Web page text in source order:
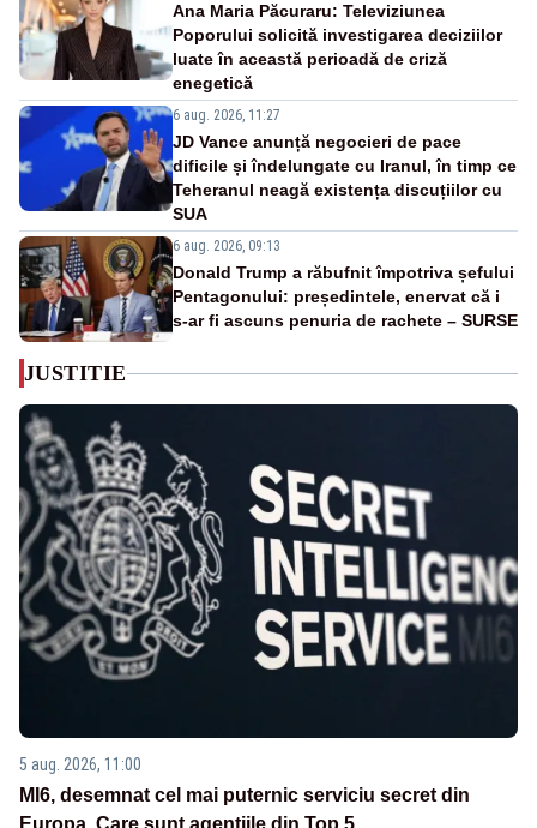
Ana Maria Păcuraru: Televiziunea
Poporului solicită investigarea deciziilor
luate în această perioadă de criză
enegetică
6 aug. 2026, 11:27
JD Vance anunță negocieri de pace
dificile și îndelungate cu Iranul, în timp ce
Teheranul neagă existența discuțiilor cu
SUA
6 aug. 2026, 09:13
Donald Trump a răbufnit împotriva șefului
Pentagonului: președintele, enervat că i
s-ar fi ascuns penuria de rachete – SURSE
JUSTITIE
5 aug. 2026, 11:00
MI6, desemnat cel mai puternic serviciu secret din
Europa. Care sunt agenţiile din Top 5